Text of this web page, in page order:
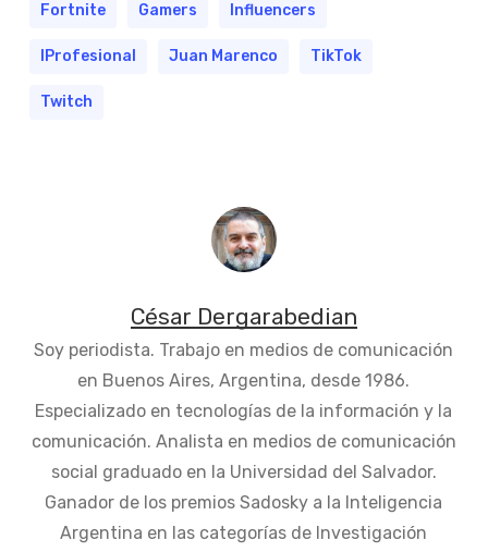
Fortnite Gamers Influencers
IProfesional Juan Marenco TikTok
Twitch
César Dergarabedian
Soy periodista. Trabajo en medios de comunicación
en Buenos Aires, Argentina, desde 1986.
Especializado en tecnologías de la información y la
comunicación. Analista en medios de comunicación
social graduado en la Universidad del Salvador.
Ganador de los premios Sadosky a la Inteligencia
Argentina en las categorías de Investigación